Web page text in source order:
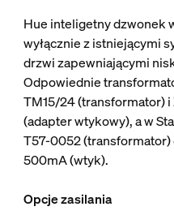
Hue inteligetny dzwonek
wyłącznie z istniejącymi
drzwi zapewniającymi
Odpowiednie
TM15/24 (transformator)
(adapter wtykowy), a w
T57-0052 (transformator)
500mA (wtyk).
Opcje zasilania